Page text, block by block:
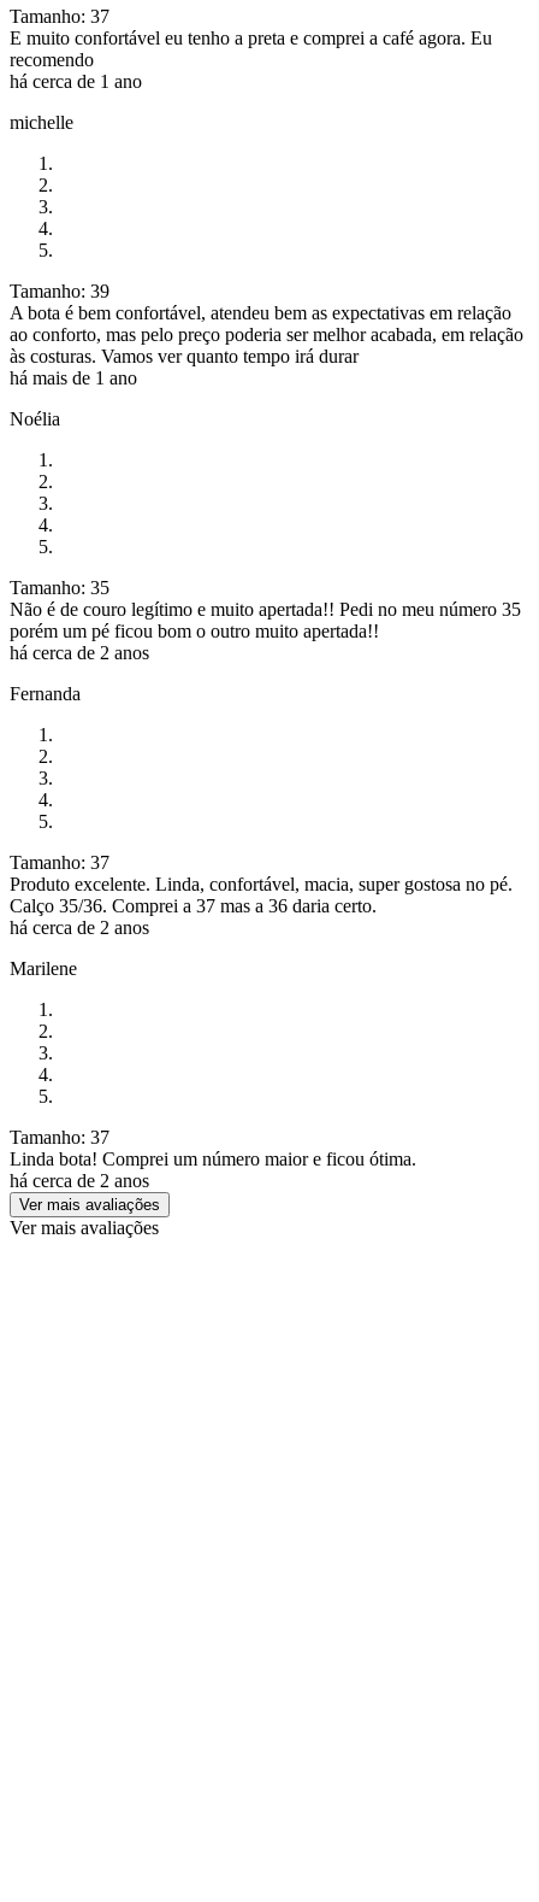
Tamanho: 37
E muito confortável eu tenho a preta e comprei a café agora. Eu
recomendo
há cerca de 1 ano
michelle
Tamanho: 39
A bota é bem confortável, atendeu bem as expectativas em relação
ao conforto, mas pelo preço poderia ser melhor acabada, em relação
às costuras. Vamos ver quanto tempo irá durar
há mais de 1 ano
Noélia
Tamanho: 35
Não é de couro legítimo e muito apertada!! Pedi no meu número 35
porém um pé ficou bom o outro muito apertada!!
há cerca de 2 anos
Fernanda
Tamanho: 37
Produto excelente. Linda, confortável, macia, super gostosa no pé.
Calço 35/36. Comprei a 37 mas a 36 daria certo.
há cerca de 2 anos
Marilene
Tamanho: 37
Linda bota! Comprei um número maior e ficou ótima.
há cerca de 2 anos
Ver mais avaliações
Ver mais avaliações